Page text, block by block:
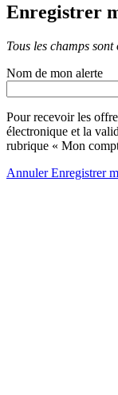
Enregistrer
Tous les champs
Nom de mon alerte
Pour recevoir les
électronique et la
rubrique « Mon
AnnulerEnregistrer